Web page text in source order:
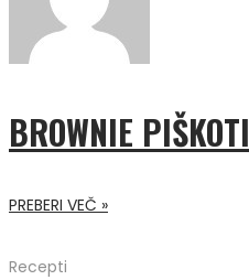
BROWNIE PIŠKOTI
PREBERI VEČ »
Recepti